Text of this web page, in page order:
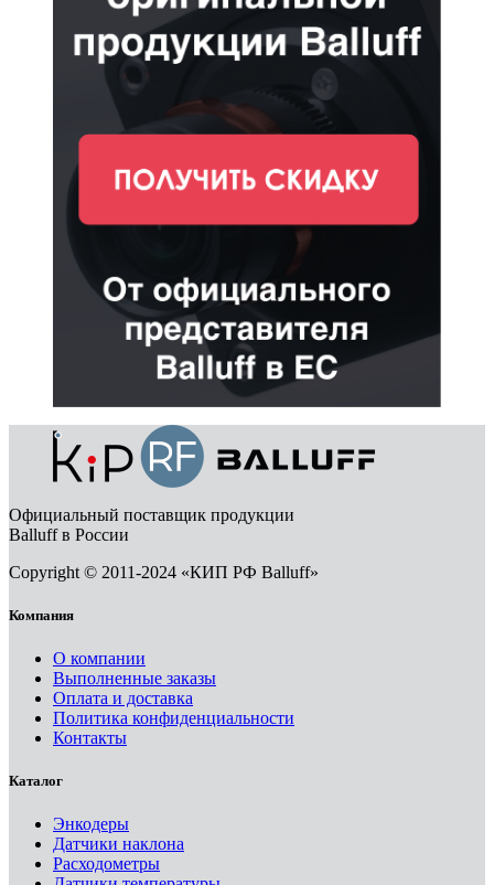
Официальный поставщик продукции
Balluff в России
Copyright © 2011-2024 «КИП РФ Balluff»
Компания
О компании
Выполненные заказы
Оплата и доставка
Политика конфиденциальности
Контакты
Каталог
Энкодеры
Датчики наклона
Расходометры